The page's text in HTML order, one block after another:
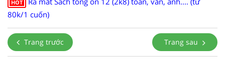
HOT
80k/1 cuốn)
Trang trước Trang sau